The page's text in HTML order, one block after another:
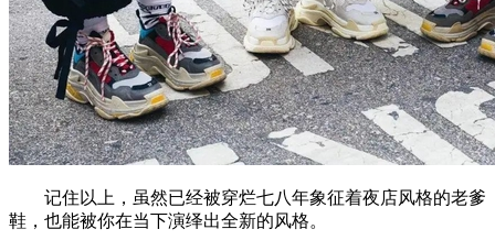
记住以上，虽然已经被穿烂七八年象征着夜店风格的老爹
鞋，也能被你在当下演绎出全新的风格。